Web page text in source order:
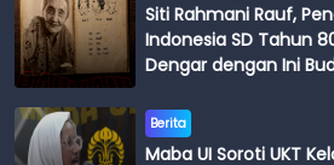
Siti Rahmani Rauf,
Indonesia SD Tahun
Dengar dengan Ini
Berita
Maba UI Soroti UKT